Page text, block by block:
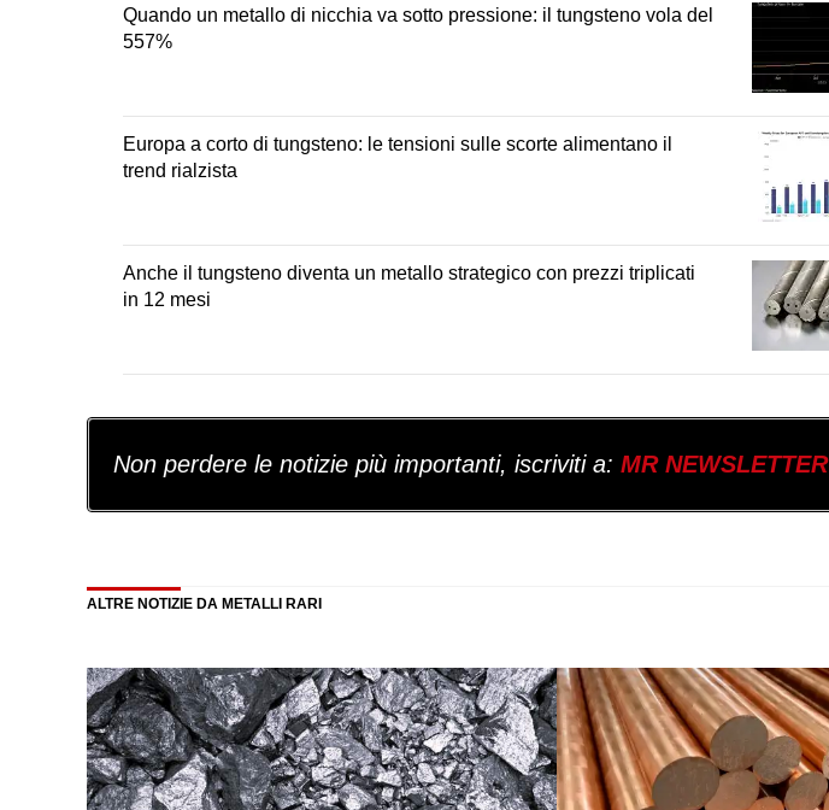
Quando un metallo di nicchia va sotto pressione: il tungsteno vola del
557%
Europa a corto di tungsteno: le tensioni sulle scorte alimentano il
trend rialzista
Anche il tungsteno diventa un metallo strategico con prezzi triplicati
in 12 mesi
Non perdere le notizie più importanti, iscriviti a: MR NEWSLETTER
ALTRE NOTIZIE DA METALLI RARI